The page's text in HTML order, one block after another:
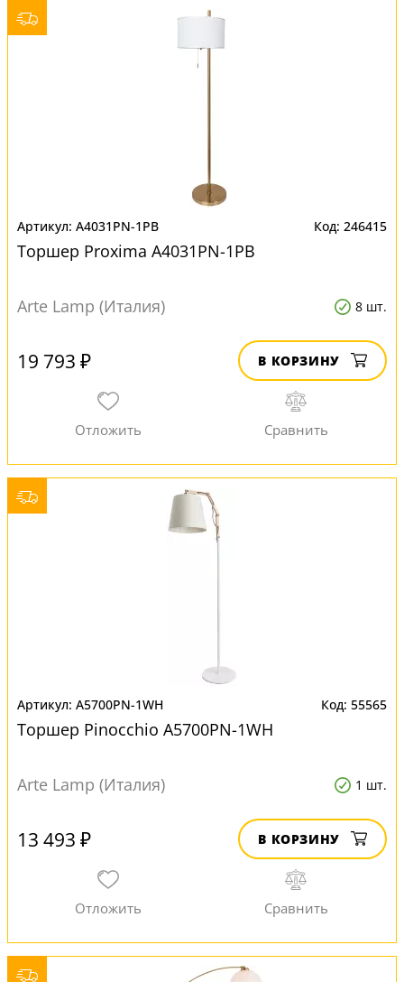
A4031PN-1PB 246415
Торшер Proxima A4031PN-1PB
Arte Lamp (Италия) 8 шт.
19 793 ₽ В КОРЗИНУ
A5700PN-1WH 55565
Торшер Pinocchio A5700PN-1WH
Arte Lamp (Италия) 1 шт.
13 493 ₽ В КОРЗИНУ